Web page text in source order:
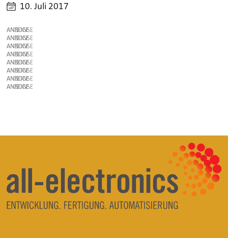
10. Juli 2017
ANZEIGE
ANZEIGE
ANZEIGE
ANZEIGE
ANZEIGE
ANZEIGE
ANZEIGE
ANZEIGE